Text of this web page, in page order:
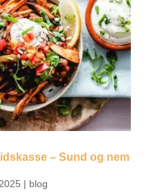
– Sund og nem
| blog